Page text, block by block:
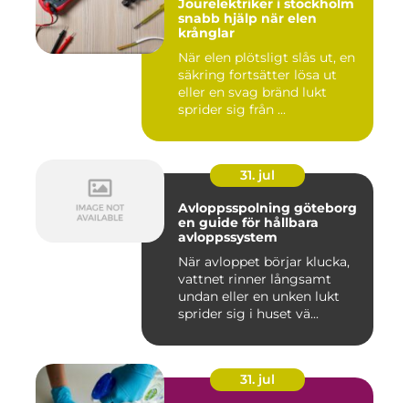
Jourelektriker i stockholm
snabb hjälp när elen
krånglar
När elen plötsligt slås ut, en
säkring fortsätter lösa ut
eller en svag bränd lukt
sprider sig från ...
31. jul
Avloppsspolning göteborg
en guide för hållbara
avloppssystem
När avloppet börjar klucka,
vattnet rinner långsamt
undan eller en unken lukt
sprider sig i huset vä...
31. jul